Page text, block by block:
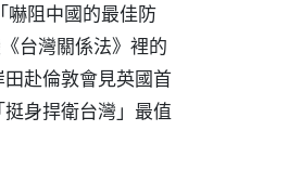
嚇阻中國的最佳防
台灣關係法》裡的
赴倫敦會見英國首
身捍衛台灣」最值